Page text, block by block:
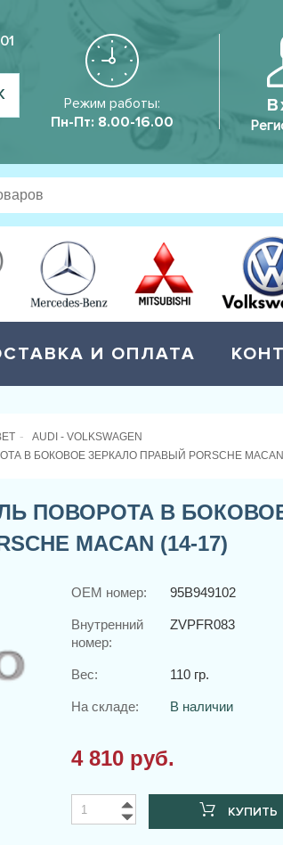
Режим работы:
Пн-Пт: 8.00-16.00
И ОПЛАТА
AUDI - VOLKSWAGEN
В БОКОВОЕ ЗЕРКАЛО ПРАВЫЙ PORSCHE MACAN
ПОВОРОТА В
MACAN (14-17)
OEM номер: 95B949102
Внутренний
номер:
ZVPFR083
Вес: 110 гр.
На складе: В наличии
4 810 руб.
КУПИТЬ